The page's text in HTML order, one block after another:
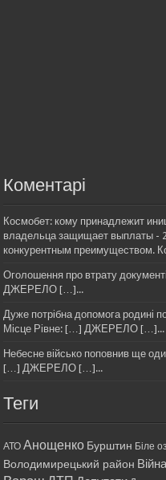
Коментарі
Космобет: кому принадлежит
владельца защищает выплаты -
конкурентным преимуществом.
Оголошення про втрату
ДЖЕРЕЛО […]...
Дуже потрібна допомога родині
Місце Рівне: […] ДЖЕРЕЛО […]...
Небесне військо поповнив ще
[…] ДЖЕРЕЛО […]...
Теги
АТО Анощенко Бурштин Біле
Володимирецький район